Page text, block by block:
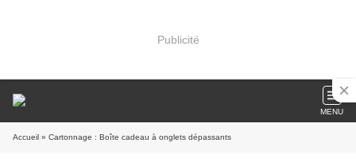
Publicité
MENU
Accueil » Cartonnage : Boîte cadeau à onglets dépassants